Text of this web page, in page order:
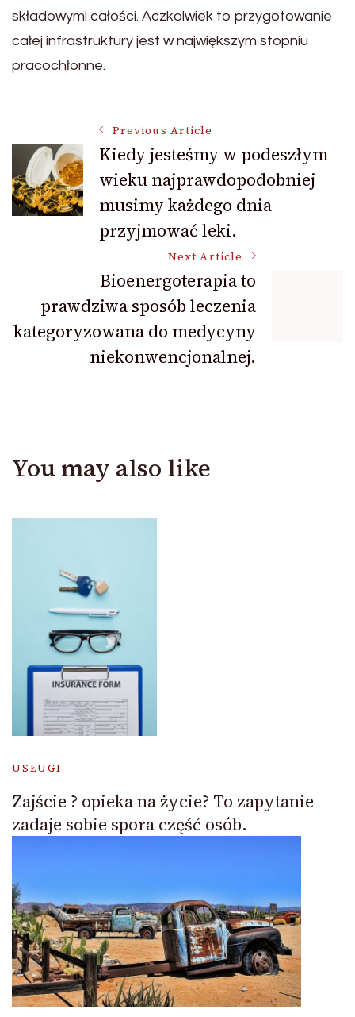
składowymi całości. Aczkolwiek to przygotowanie
całej infrastruktury jest w największym stopniu
pracochłonne.
Post
Navigation
Previous Article
Kiedy jesteśmy w podeszłym
wieku najprawdopodobniej
musimy każdego dnia
przyjmować leki.
Next Article
Bioenergoterapia to
prawdziwa sposób leczenia
kategoryzowana do medycyny
niekonwencjonalnej.
You may also like
USŁUGI
Zajście ? opieka na życie? To zapytanie
zadaje sobie spora część osób.